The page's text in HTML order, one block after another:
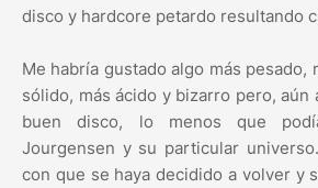
disco y hardcore petardo resultando
Me habría gustado algo más pesado,
sólido, más ácido y bizarro pero, aún
buen disco, lo menos que
Jourgensen y su particular
con que se haya decidido a volver y